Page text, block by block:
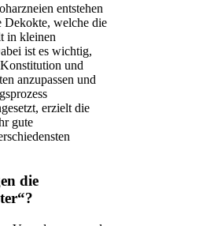
entstehen
Dekokte, welche die
in kleinen
ist es wichtig,
und
anzupassen und
erzielt die
gute
die